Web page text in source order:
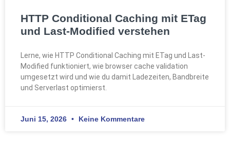
HTTP Conditional Caching mit ETag
und Last-Modified verstehen
Lerne, wie HTTP Conditional Caching mit ETag und Last-
Modified funktioniert, wie browser cache validation
umgesetzt wird und wie du damit Ladezeiten, Bandbreite
und Serverlast optimierst.
Juni 15, 2026 Keine Kommentare